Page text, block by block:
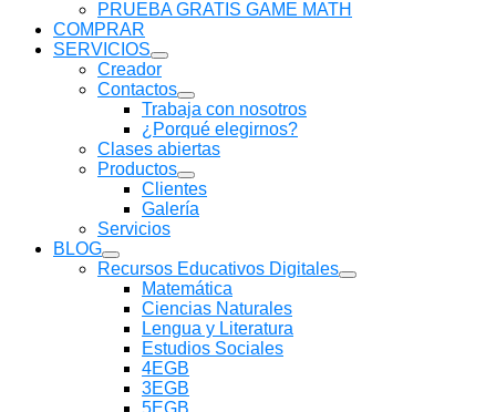
PRUEBA GRATIS GAME MATH
COMPRAR
SERVICIOS
Mostrar
submenú
Creador
Contactos
Mostrar
submenú
Trabaja con nosotros
¿Porqué elegirnos?
Clases abiertas
Productos
Mostrar
submenú
Clientes
Galería
Servicios
BLOG
Mostrar
submenú
Recursos Educativos Digitales
Mostrar
Matemática
Ciencias Naturales
Lengua y Literatura
Estudios Sociales
4EGB
3EGB
5EGB